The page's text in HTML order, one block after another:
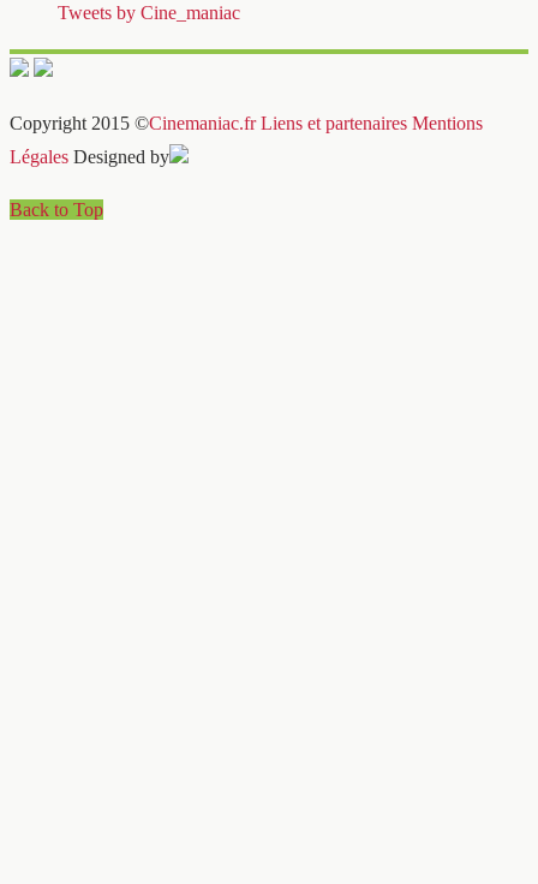
Tweets by Cine_maniac
Copyright 2015 ©Cinemaniac.fr Liens et partenaires Mentions
Légales Designed by
Back to Top